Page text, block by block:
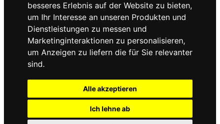
besseres Erlebnis auf der Website zu bieten,
um Ihr Interesse an unseren Produkten und
Dienstleistungen zu messen und
Marketinginteraktionen zu personalisieren,
um Anzeigen zu liefern die für Sie relevanter
sind.
Alle akzeptieren
Ich lehne ab